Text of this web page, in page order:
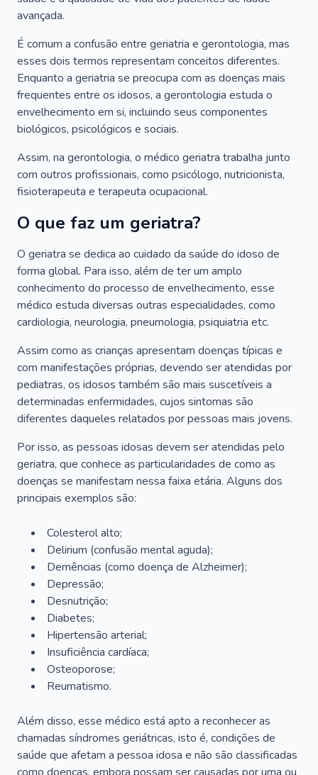
avançada.
É comum a confusão entre geriatria e gerontologia, mas
esses dois termos representam conceitos diferentes.
Enquanto a geriatria se preocupa com as doenças mais
frequentes entre os idosos, a gerontologia estuda o
envelhecimento em si, incluindo seus componentes
biológicos, psicológicos e sociais.
Assim, na gerontologia, o médico geriatra trabalha junto
com outros profissionais, como psicólogo, nutricionista,
fisioterapeuta e terapeuta ocupacional.
O que faz um geriatra?
O geriatra se dedica ao cuidado da saúde do idoso de
forma global. Para isso, além de ter um amplo
conhecimento do processo de envelhecimento, esse
médico estuda diversas outras especialidades, como
cardiologia, neurologia, pneumologia, psiquiatria etc.
Assim como as crianças apresentam doenças típicas e
com manifestações próprias, devendo ser atendidas por
pediatras, os idosos também são mais suscetíveis a
determinadas enfermidades, cujos sintomas são
diferentes daqueles relatados por pessoas mais jovens.
Por isso, as pessoas idosas devem ser atendidas pelo
geriatra, que conhece as particularidades de como as
doenças se manifestam nessa faixa etária. Alguns dos
principais exemplos são:
Colesterol alto;
Delirium (confusão mental aguda);
Demências (como doença de Alzheimer);
Depressão;
Desnutrição;
Diabetes;
Hipertensão arterial;
Insuficiência cardíaca;
Osteoporose;
Reumatismo.
Além disso, esse médico está apto a reconhecer as
chamadas síndromes geriátricas, isto é, condições de
saúde que afetam a pessoa idosa e não são classificadas